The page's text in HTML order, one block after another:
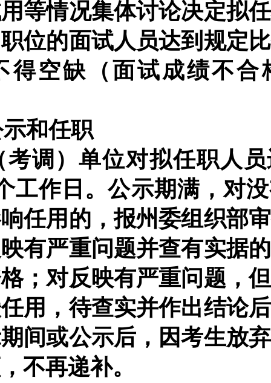
等情况集体讨论决定拟
位的面试人员达到规定
得空缺（面试成绩不合
和任职
考调）单位对拟任职人
工作日。公示期满，对
任用的，报州委组织部
有严重问题并查有实据
；对反映有严重问题，
用，待查实并作出结论
间或公示后，因考生放
不再递补。